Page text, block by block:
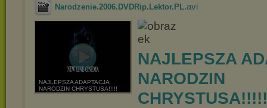
Narodzenie.2006.DVDRip.Lektor.PL.avi
NAJLEPSZA ADAPTACJA
NARODZIN CHRYSTUSA!!!!!
NAJLEPSZA
NARODZIN
CHRYSTUSA!!!!!